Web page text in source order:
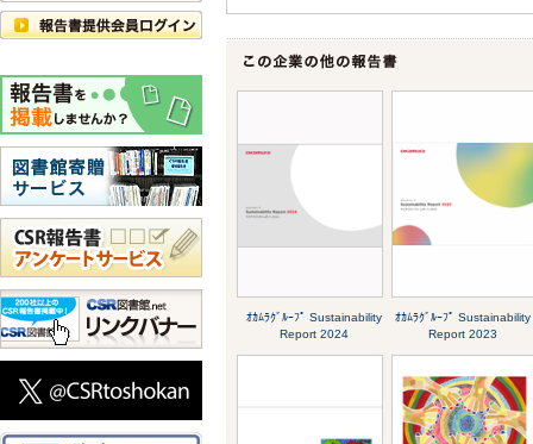
ｵｶﾑﾗｸﾞﾙｰﾌﾟ Sustainability
Report 2024
ｵｶﾑﾗｸﾞﾙｰﾌﾟ Sustainability
Report 2023